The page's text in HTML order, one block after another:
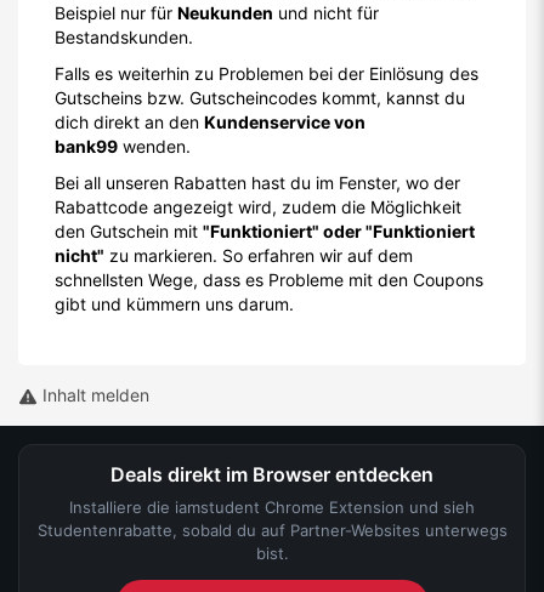
Beispiel nur für Neukunden und nicht für
Bestandskunden.
Falls es weiterhin zu Problemen bei der Einlösung des
Gutscheins bzw. Gutscheincodes kommt, kannst du
dich direkt an den Kundenservice von
bank99 wenden.
Bei all unseren Rabatten hast du im Fenster, wo der
Rabattcode angezeigt wird, zudem die Möglichkeit
den Gutschein mit "Funktioniert" oder "Funktioniert
nicht" zu markieren. So erfahren wir auf dem
schnellsten Wege, dass es Probleme mit den Coupons
gibt und kümmern uns darum.
Inhalt melden
Deals direkt im Browser entdecken
Installiere die iamstudent Chrome Extension und sieh
Studentenrabatte, sobald du auf Partner-Websites unterwegs
bist.